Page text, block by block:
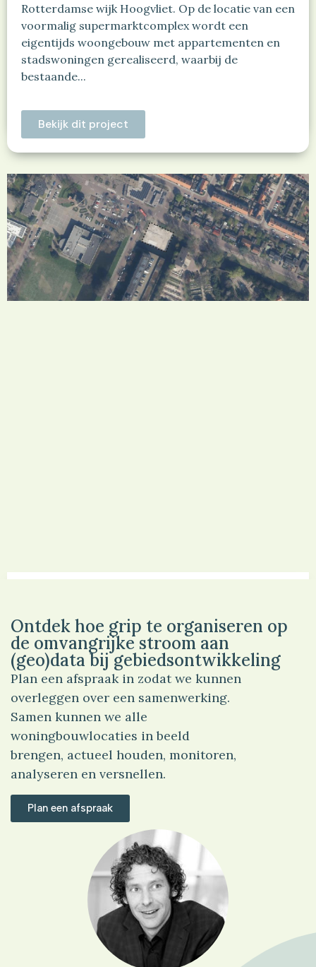
Rotterdamse wijk Hoogvliet. Op de locatie van een
voormalig supermarktcomplex wordt een
eigentijds woongebouw met appartementen en
stadswoningen gerealiseerd, waarbij de
bestaande...
Bekijk dit project
Het nieuwbouwproject Rozenport is een
woningbouwontwikkeling in Rotterdam waarbij
een bestaande locatie wordt getransformeerd tot
een eigentijds woongebied met duurzame
appartementen en een hoogwaardige inrichting
van de openbare ruimte.
...
Bekijk dit project
Ontdek hoe grip te organiseren op
de omvangrijke stroom aan
(geo)data bij gebiedsontwikkeling
Plan een afspraak in zodat we kunnen
overleggen over een samenwerking.
Samen kunnen we alle
woningbouwlocaties in beeld
brengen, actueel houden, monitoren,
analyseren en versnellen.
Plan een afspraak